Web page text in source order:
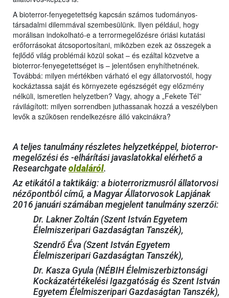
A bioterror-fenyegetettség kapcsán számos tudományos-
társadalmi dilemmával szembesülünk. Ilyen például, hogy
morálisan indokolható-e a terrormegelőzésre óriási kutatási
erőforrásokat átcsoportosítani, miközben ezek az összegek a
fejlődő világ problémái közül sokat – és ezáltal közvetve a
bioterror-fenyegetettséget is – jelentősen enyhíthetnének.
Továbbá: milyen mértékben várható el egy állatorvostól, hogy
kockáztassa saját és környezete egészségét egy előzmény
nélküli, ismeretlen helyzetben? Vagy, ahogy a „Fekete Tél”
rávilágított: milyen sorrendben juthassanak hozzá a veszélyben
levők a szűkösen rendelkezésre álló vakcinákra?
A teljes tanulmány részletes helyzetképpel, bioterror-
megelőzési és -elhárítási javaslatokkal elérhető a
Researchgate oldaláról.
Az etikától a taktikáig: a bioterrorizmusról állatorvosi
nézőpontból című, a Magyar Állatorvosok Lapjának
2016 januári számában megjelent tanulmány szerzői:
Dr. Lakner Zoltán (Szent István Egyetem
Élelmiszeripari Gazdaságtan Tanszék),
Szendrő Éva (Szent István Egyetem
Élelmiszeripari Gazdaságtan Tanszék),
Dr. Kasza Gyula (NÉBIH Élelmiszerbiztonsági
Kockázatértékelési Igazgatóság és Szent István
Egyetem Élelmiszeripari Gazdaságtan Tanszék),